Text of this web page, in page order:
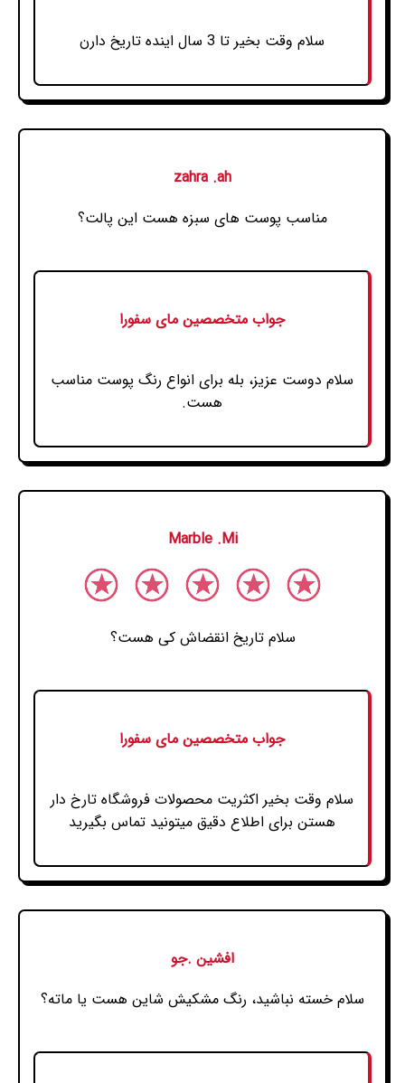
سلام وقت بخیر تا 3 سال اینده تاریخ دارن
zahra .ah
مناسب پوست های سبزه هست این پالت؟
جواب متخصصین مای سفورا
سلام دوست عزیز، بله برای انواع رنگ پوست مناسب
هست.
Marble .Mi
سلام تاریخ انقضاش کی هست؟
جواب متخصصین مای سفورا
سلام وقت بخیر اکثریت محصولات فروشگاه تارخ دار
هستن برای اطلاع دقیق میتونید تماس بگیرید
افشین .جو
سلام خسته نباشید، رنگ مشکیش شاین هست یا ماته؟